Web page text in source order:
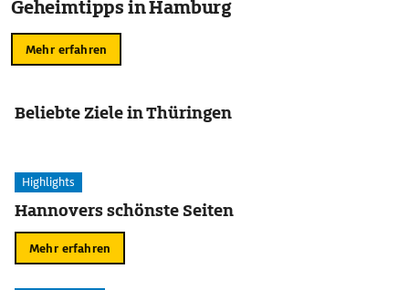
Geheimtipps in Hamburg
Mehr erfahren
Beliebte Ziele in Thüringen
Highlights
Hannovers schönste Seiten
Mehr erfahren